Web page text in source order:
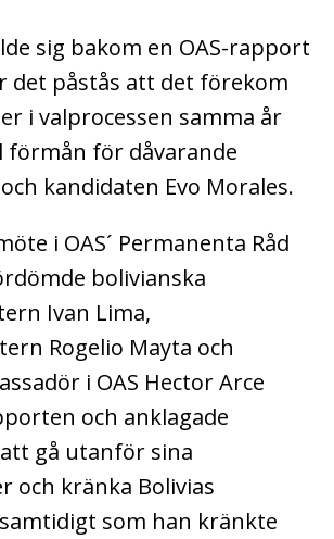
sig bakom en OAS-rapport
det påstås att det förekom
i valprocessen samma år
förmån för dåvarande
kandidaten Evo Morales.
i OAS´ Permanenta Råd
bolivianska
Ivan Lima,
Rogelio Mayta och
i OAS Hector Arce
och anklagade
gå utanför sina
och kränka Bolivias
som han kränkte